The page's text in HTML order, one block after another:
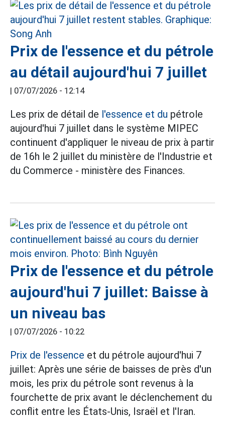
Prix de l'essence et du pétrole
au détail aujourd'hui 7 juillet
| 07/07/2026 - 12:14
Les prix de détail de l'essence et du pétrole
aujourd'hui 7 juillet dans le système MIPEC
continuent d'appliquer le niveau de prix à partir
de 16h le 2 juillet du ministère de l'Industrie et
du Commerce - ministère des Finances.
Prix de l'essence et du pétrole
aujourd'hui 7 juillet: Baisse à
un niveau bas
| 07/07/2026 - 10:22
Prix de l'essence et du pétrole aujourd'hui 7
juillet: Après une série de baisses de près d'un
mois, les prix du pétrole sont revenus à la
fourchette de prix avant le déclenchement du
conflit entre les États-Unis, Israël et l'Iran.